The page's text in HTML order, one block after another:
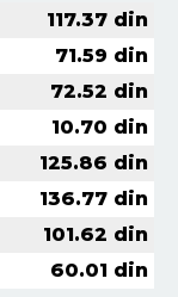
117.37 din
71.59 din
72.52 din
10.70 din
125.86 din
136.77 din
101.62 din
60.01 din